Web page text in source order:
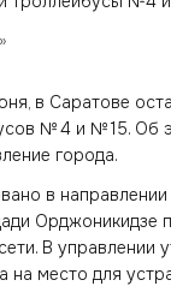
в Саратове
№ 4 и № 15. Об
города.
в
Орджоникидзе
В управлении
на место для